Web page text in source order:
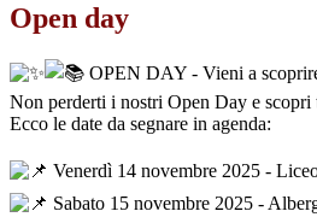
Open day
OPEN DAY - Vieni a
Non perderti i nostri Open Day e scopri
Ecco le date da segnare in agenda:
Venerdì 14 novembre 2025 -
Sabato 15 novembre 2025 -